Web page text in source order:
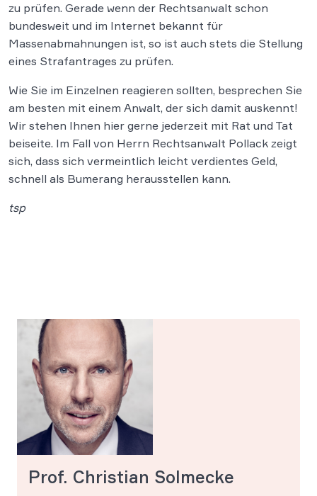
zu prüfen. Gerade wenn der Rechtsanwalt schon
bundesweit und im Internet bekannt für
Massenabmahnungen ist, so ist auch stets die Stellung
eines Strafantrages zu prüfen.
Wie Sie im Einzelnen reagieren sollten, besprechen Sie
am besten mit einem Anwalt, der sich damit auskennt!
Wir stehen Ihnen hier gerne jederzeit mit Rat und Tat
beiseite. Im Fall von Herrn Rechtsanwalt Pollack zeigt
sich, dass sich vermeintlich leicht verdientes Geld,
schnell als Bumerang herausstellen kann.
tsp
Prof. Christian Solmecke